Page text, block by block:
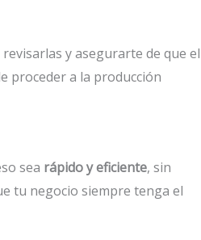
y asegurarte de que el
proceder a la producción
sea rápido y eficiente, sin
tu negocio siempre tenga el